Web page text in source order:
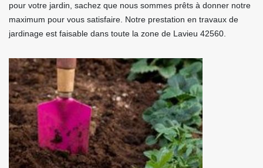
pour votre jardin, sachez que nous sommes prêts à donner notre
maximum pour vous satisfaire. Notre prestation en travaux de
jardinage est faisable dans toute la zone de Lavieu 42560.